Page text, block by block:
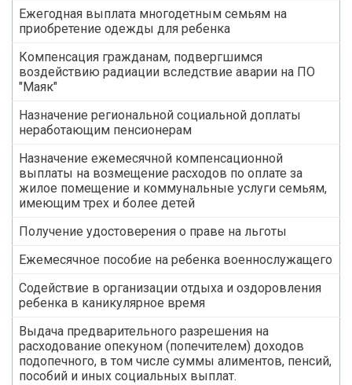
Ежегодная выплата многодетным семьям на
приобретение одежды для ребенка
Компенсация гражданам, подвергшимся
воздействию радиации вследствие аварии на ПО
"Маяк"
Назначение региональной социальной доплаты
неработающим пенсионерам
Назначение ежемесячной компенсационной
выплаты на возмещение расходов по оплате за
жилое помещение и коммунальные услуги семьям,
имеющим трех и более детей
Получение удостоверения о праве на льготы
Ежемесячное пособие на ребенка военнослужащего
Содействие в организации отдыха и оздоровления
ребенка в каникулярное время
Выдача предварительного разрешения на
расходование опекуном (попечителем) доходов
подопечного, в том числе суммы алиментов, пенсий,
пособий и иных социальных выплат.